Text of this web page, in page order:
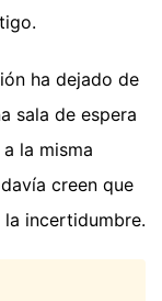
ha dejado de
sala de espera
la misma
creen que
incertidumbre.